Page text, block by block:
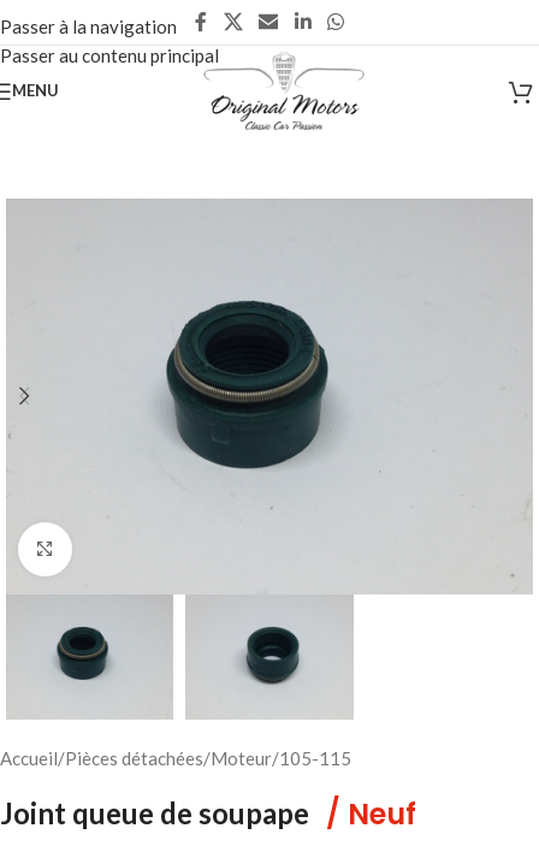
Passer à la navigation
Passer au contenu principal
MENU
Cliquez pour agrandir
Accueil/Pièces détachées/Moteur/105-115
Joint queue de soupape / Neuf